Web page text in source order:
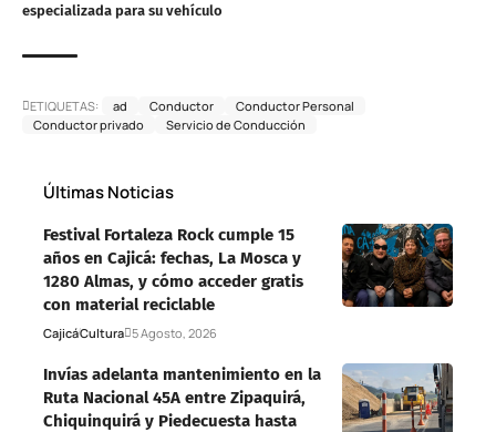
especializada para su vehículo
ETIQUETAS: ad Conductor
Conductor Personal
Conductor privado
Servicio de Conducción
Últimas Noticias
Festival Fortaleza Rock cumple 15
años en Cajicá: fechas, La Mosca y
1280 Almas, y cómo acceder gratis
con material reciclable
CajicáCultura 5 Agosto, 2026
Invías adelanta mantenimiento en la
Ruta Nacional 45A entre Zipaquirá,
Chiquinquirá y Piedecuesta hasta